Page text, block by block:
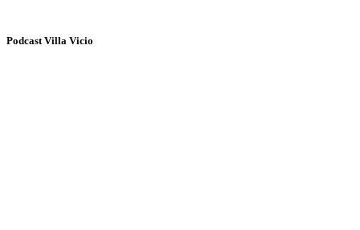
Podcast Villa Vicio